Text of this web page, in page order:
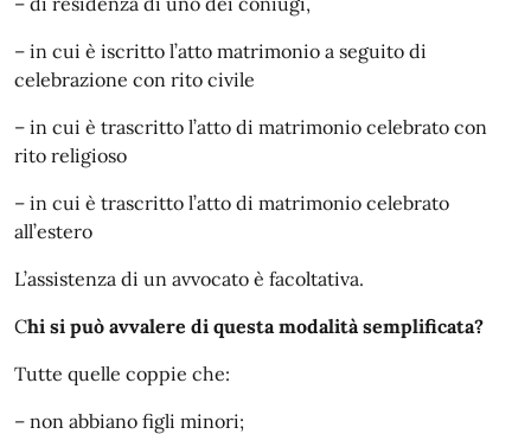
– in cui è iscritto l’atto matrimonio a seguito di
celebrazione con rito civile
– in cui è trascritto l’atto di matrimonio celebrato con
rito religioso
– in cui è trascritto l’atto di matrimonio celebrato
all’estero
L’assistenza di un avvocato è facoltativa.
Chi si può avvalere di questa modalità semplificata?
Tutte quelle coppie che:
– non abbiano figli minori;